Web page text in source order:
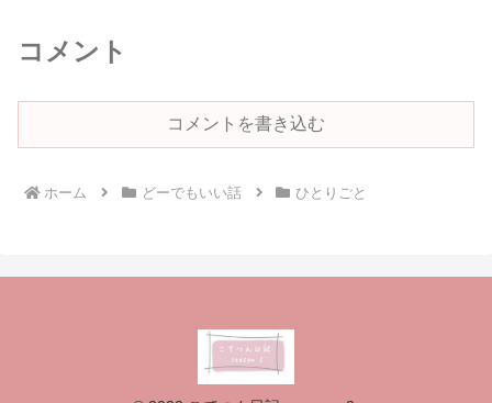
コメント
コメントを書き込む
ホーム どーでもいい話 ひとりごと